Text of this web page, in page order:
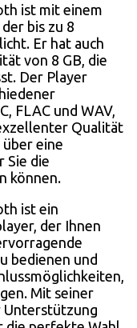
ist mit einem
bis zu 8
Er hat auch
von 8 GB, die
Der Player
FLAC und WAV,
Qualität
eine
Sie die
können.
ist ein
der Ihnen
bedienen und
Mit seiner
Unterstützung